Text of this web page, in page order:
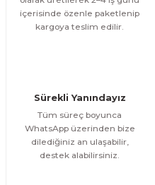
1.000,00 TL
800,00 TL
ÜRÜNÜ
800,00 TL
Evinemoda
Boho Tarzı Çiçek 3 Parça Ahşap
içerisinde özenle paketlenip
kargoya teslim edilir.
Sürekli Yanındayız
Tüm süreç boyunca
WhatsApp üzerinden bize
dilediğiniz an ulaşabilir,
destek alabilirsiniz.